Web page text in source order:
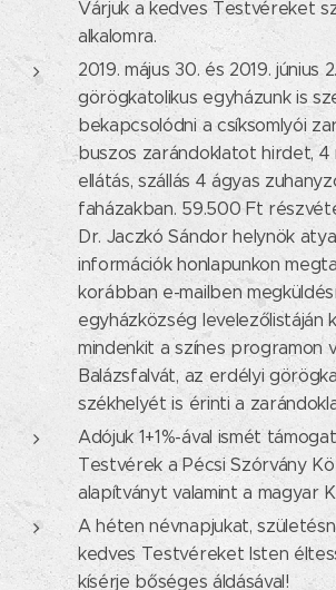
Várjuk a kedves Testvéreket
alkalomra.
2019. május 30. és 2019. június
görögkatolikus egyházunk is
bekapcsolódni a csíksomlyói
buszos zarándoklatot hirdet, 4
ellátás, szállás 4 ágyas
faházakban. 59.500 Ft
Dr. Jaczkó Sándor helynök
információk honlapunkon
korábban e-mailben
egyházközség levelezőlistáján
mindenkit a színes programon
Balázsfalvát, az erdélyi
székhelyét is érinti a
Adójuk 1+1%-ával ismét
Testvérek a Pécsi Szórvány
alapítványt valamint a magyar
A héten névnapjukat,
kedves Testvéreket Isten
kísérje bőséges áldásával!